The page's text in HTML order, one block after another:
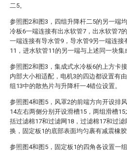
二5。
参照图2和图3，四组升降杆二5的另一端
冷板6一端连接有出水软管7，出水软管7
一端连接有导水管9，导水管9另一端连
11，进水软管11的另一端与上述同一块集
参照图2和图3，集成式水冷板6的上方卡
内部大小相适配，电机3的四边都设置有
组13中的散热片与升降杆一4错位设置。
参照图4和图5，风罩2的前端方向开设排
14左右两侧分别开设滑槽15，两组滑槽
括过滤棉17和过滤网18，过滤棉17和过
换，固定板1的底部表面均匀裹有减震橡胶
参照图4和图5，固定板1的四角各设置一